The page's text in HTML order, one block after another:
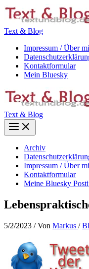
Zum
Inhalt
Text & Blog
Impressum / Über
Kontaktformular
Mein Bluesky
Text & Blog
Main
Menu
Archiv
Impressum / Über
Kontaktformular
Meine Bluesky
5/2/2023 / Von Markus /